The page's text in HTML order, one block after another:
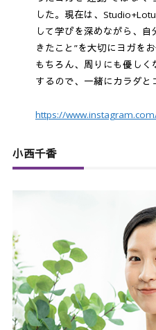
した。現在は、
して学びを深めながら、自
きたこと”を大切にヨガを
もちろん、周りにも優し
するので、一緒にカラダと
https://
小西千香